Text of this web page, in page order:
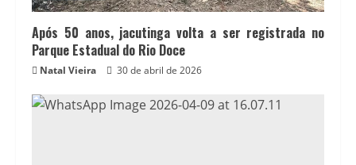
Após 50 anos, jacutinga volta a ser registrada no
Parque Estadual do Rio Doce
Natal Vieira 30 de abril de 2026